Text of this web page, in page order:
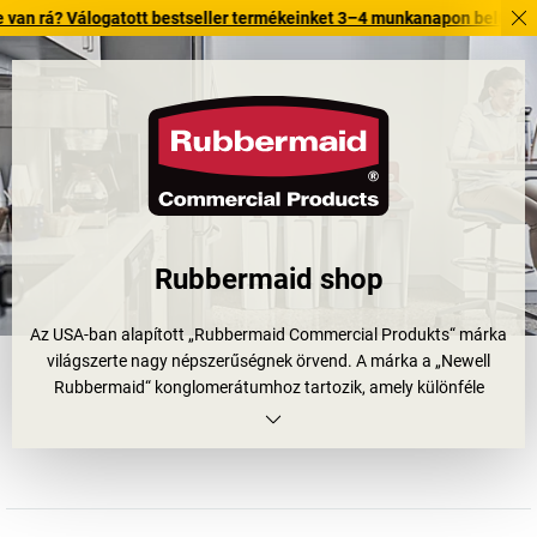
bestseller termékeinket 3–4 munkanapon belül kiszállítjuk.
Rubbermaid shop
Az USA-ban alapított „Rubbermaid Commercial Produkts“ márka
világszerte nagy népszerűségnek örvend. A márka a „Newell
Rubbermaid“ konglomerátumhoz tartozik, amely különféle
háztartási cikkeket és fogyasztási cikkeket gyárt, és számos